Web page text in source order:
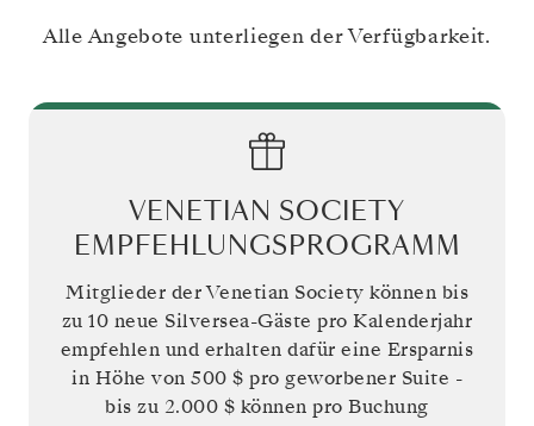
Alle Angebote unterliegen der Verfügbarkeit.
VENETIAN SOCIETY
EMPFEHLUNGSPROGRAMM
Mitglieder der Venetian Society können bis
zu 10 neue Silversea-Gäste pro Kalenderjahr
empfehlen und erhalten dafür eine Ersparnis
in Höhe von 500 $ pro geworbener Suite -
bis zu 2.000 $ können pro Buchung